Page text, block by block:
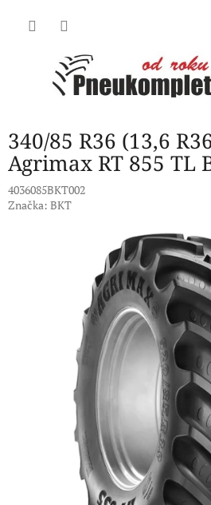
340/85 R36 (13,6
Agrimax RT 855 TL
4036085BKT002
Značka: BKT